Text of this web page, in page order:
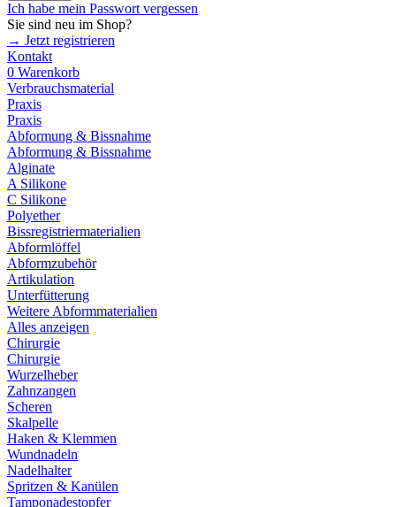
Ich habe mein Passwort vergessen
Sie sind neu im Shop?
→ Jetzt registrieren
Kontakt
0 Warenkorb
Verbrauchsmaterial
Praxis
Praxis
Abformung & Bissnahme
Abformung & Bissnahme
Alginate
A Silikone
C Silikone
Polyether
Bissregistriermaterialien
Abformlöffel
Abformzubehör
Artikulation
Unterfütterung
Weitere Abformmaterialien
Alles anzeigen
Chirurgie
Chirurgie
Wurzelheber
Zahnzangen
Scheren
Skalpelle
Haken & Klemmen
Wundnadeln
Nadelhalter
Spritzen & Kanülen
Tamponadestopfer